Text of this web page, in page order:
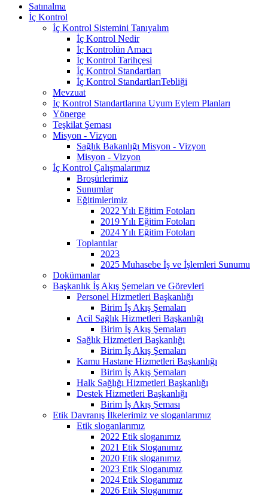
Satınalma
İç Kontrol
İç Kontrol Sistemini Tanıyalım
İç Kontrol Nedir
İç Kontrolün Amacı
İç Kontrol Tarihçesi
İç Kontrol Standartları
İç Kontrol StandartlarıTebliği
Mevzuat
İç Kontrol Standartlarına Uyum Eylem Planları
Yönerge
Teşkilat Şeması
Misyon - Vizyon
Sağlık Bakanlığı Misyon - Vizyon
Misyon - Vizyon
İç Kontrol Çalışmalarımız
Broşürlerimiz
Sunumlar
Eğitimlerimiz
2022 Yılı Eğitim Fotoları
2019 Yılı Eğitim Fotoları
2024 Yılı Eğitim Fotoları
Toplantılar
2023
2025 Muhasebe İş ve İşlemleri Sunumu
Dokümanlar
Başkanlık İş Akış Şemeları ve Görevleri
Personel Hizmetleri Başkanlığı
Birim İş Akış Şemaları
Acil Sağlık Hizmetleri Başkanlığı
Birim İş Akış Şemaları
Sağlık Hizmetleri Başkanlığı
Birim İş Akış Şemaları
Kamu Hastane Hizmetleri Başkanlığı
Birim İş Akış Şemaları
Halk Sağlığı Hizmetleri Başkanlığı
Destek Hizmetleri Başkanlığı
Birim İş Akış Şeması
Etik Davranış İlkelerimiz ve sloganlarımız
Etik sloganlarımız
2022 Etik sloganımız
2021 Etik Sloganımız
2020 Etik sloganımız
2023 Etik Sloganımız
2024 Etik Sloganımız
2026 Etik Sloganımız